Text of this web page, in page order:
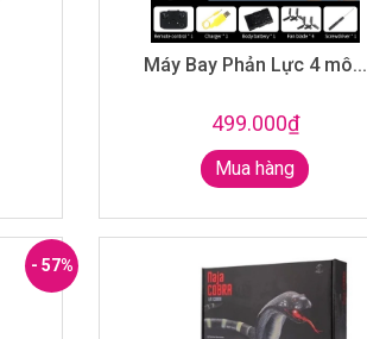
Máy Bay Phản Lực 4 mô...
499.000₫
Mua hàng
- 57%